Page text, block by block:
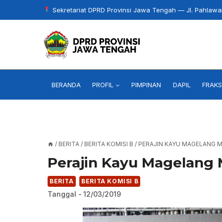
to
Sekretariat DPRD Provinsi Jawa Tengah — Jl.
BERANDA PROFIL PIMPINAN DAPIL
/ BERITA / BERITA KOMISI B / PERAJIN KAYU MAGELANG
Perajin Kayu Magelang
BERITA BERITA KOMISI B
Tanggal - 12/03/2019